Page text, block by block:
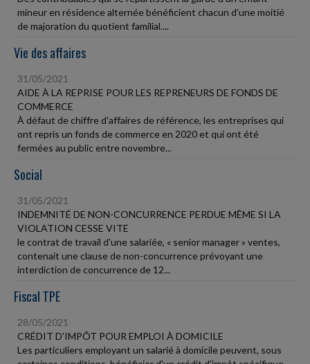
mineur en résidence alternée bénéficient chacun d'une moitié
de majoration du quotient familial....
Vie des affaires
31/05/2021
AIDE À LA REPRISE POUR LES REPRENEURS DE FONDS DE
COMMERCE
À défaut de chiffre d'affaires de référence, les entreprises qui
ont repris un fonds de commerce en 2020 et qui ont été
fermées au public entre novembre...
Social
31/05/2021
INDEMNITÉ DE NON-CONCURRENCE PERDUE MÊME SI LA
VIOLATION CESSE VITE
le contrat de travail d'une salariée, « senior manager » ventes,
contenait une clause de non-concurrence prévoyant une
interdiction de concurrence de 12...
Fiscal TPE
28/05/2021
CRÉDIT D'IMPÔT POUR EMPLOI À DOMICILE
Les particuliers employant un salarié à domicile peuvent, sous